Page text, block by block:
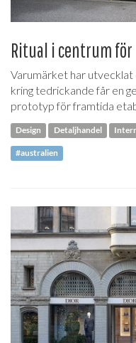
Ritual i centrum
Varumärket har
kring tedrickande får en
prototyp för framtida
Design Detaljhandel
#australien